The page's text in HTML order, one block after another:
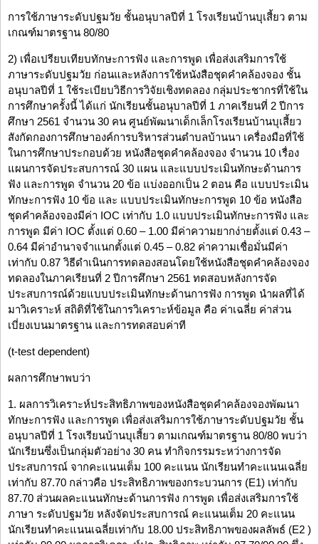
การใช้ภาษาระดับปฐมวัย ชั้นอนุบาลปีที่ 1 โรงเรียนบ้านบุเสี้ยว ตาม
เกณฑ์มาตรฐาน 80/80
2) เพื่อเปรียบเทียบทักษะการฟัง และการพูด เพื่อส่งเสริมการใช้
ภาษาระดับปฐมวัย ก่อนและหลังการใช้หนังสือชุดคำคล้องจอง ชั้น
อนุบาลปีที่ 1 ใช้ระเบียบวิธีการวิจัยเชิงทดลอง กลุ่มประชากรที่ใช้ใน
การศึกษาครั้งนี้ ได้แก่ นักเรียนชั้นอนุบาลปีที่ 1 ภาคเรียนที่ 2 ปีการ
ศึกษา 2561 จำนวน 30 คน ศูนย์พัฒนาเด็กเล็กโรงเรียนบ้านบุเสี้ยว
สังกัดกองการศึกษาองค์การบริหารส่วนตำบลบ้านนา เครื่องมือที่ใช้
ในการศึกษาประกอบด้วย หนังสือชุดคำคล้องจอง จำนวน 10 เรื่อง
แผนการจัดประสบการณ์ 30 แผน และแบบประเมินทักษะด้านการ
ฟัง และการพูด จำนวน 20 ข้อ แบ่งออกเป็น 2 ตอน คือ แบบประเมิน
ทักษะการฟัง 10 ข้อ และ แบบประเมินทักษะการพูด 10 ข้อ หนังสือ
ชุดคำคล้องจองมีค่า IOC เท่ากับ 1.0 แบบประเมินทักษะการฟัง และ
การพูด มีค่า IOC ตั้งแต่ 0.60 – 1.00 มีค่าความยากง่ายตั้งแต่ 0.43 –
0.64 มีค่าอำนาจจำแนกตั้งแต่ 0.45 – 0.82 ค่าความเชื่อมั่นมีค่า
เท่ากับ 0.87 วิธีดำเนินการทดลองสอนโดยใช้หนังสือชุดคำคล้องจอง
ทดลองในภาคเรียนที่ 2 ปีการศึกษา 2561 ทดสอบหลังการจัด
ประสบการณ์ด้วยแบบประเมินทักษะด้านการฟัง การพูด นำผลที่ได้
มาวิเคราะห์ สถิติที่ใช้ในการวิเคราะห์ข้อมูล คือ ค่าเฉลี่ย ค่าส่วน
เบี่ยงเบนมาตรฐาน และการทดสอบค่าที
(t-test dependent)
ผลการศึกษาพบว่า
1. ผลการวิเคราะห์ประสิทธิภาพของหนังสือชุดคำคล้องจองพัฒนา
ทักษะการฟัง และการพูด เพื่อส่งเสริมการใช้ภาษาระดับปฐมวัย ชั้น
อนุบาลปีที่ 1 โรงเรียนบ้านบุเสี้ยว ตามเกณฑ์มาตรฐาน 80/80 พบว่า
นักเรียนซึ่งเป็นกลุ่มตัวอย่าง 30 คน ทำกิจกรรมระหว่างการจัด
ประสบการณ์ จากคะแนนเต็ม 100 คะแนน นักเรียนทำคะแนนเฉลี่ย
เท่ากับ 87.70 กล่าวคือ ประสิทธิภาพของกระบวนการ (E1) เท่ากับ
87.70 ส่วนผลคะแนนทักษะด้านการฟัง การพูด เพื่อส่งเสริมการใช้
ภาษา ระดับปฐมวัย หลังจัดประสบการณ์ คะแนนเต็ม 20 คะแนน
นักเรียนทำคะแนนเฉลี่ยเท่ากับ 18.00 ประสิทธิภาพของผลลัพธ์ (E2 )